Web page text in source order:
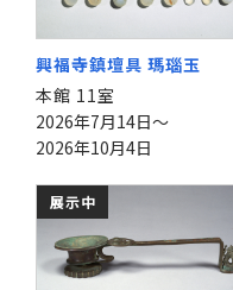
興福寺鎮壇具 瑪瑙玉
本館 11室
2026年7月14日～
2026年10月4日
展示中